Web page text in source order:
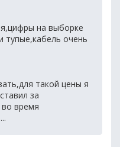
на выборке
тупые,кабель очень
такой цены я
за
во время